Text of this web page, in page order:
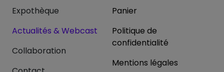
Expothèque
Actualités & Webcast
Collaboration
Panier
Politique de
confidentialité
Mentions légales